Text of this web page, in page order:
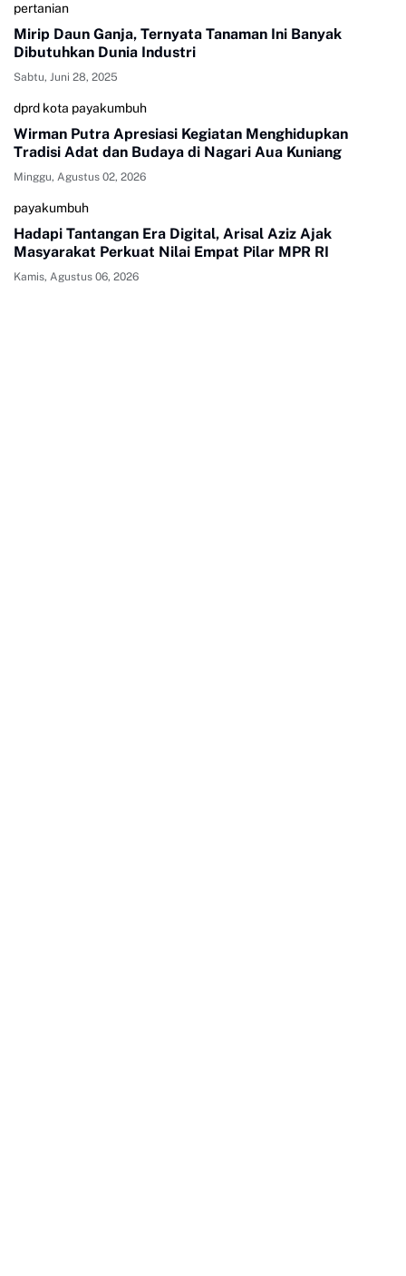
pertanian
Mirip Daun Ganja, Ternyata Tanaman Ini Banyak
Dibutuhkan Dunia Industri
Sabtu, Juni 28, 2025
dprd kota payakumbuh
Wirman Putra Apresiasi Kegiatan Menghidupkan
Tradisi Adat dan Budaya di Nagari Aua Kuniang
Minggu, Agustus 02, 2026
payakumbuh
Hadapi Tantangan Era Digital, Arisal Aziz Ajak
Masyarakat Perkuat Nilai Empat Pilar MPR RI
Kamis, Agustus 06, 2026